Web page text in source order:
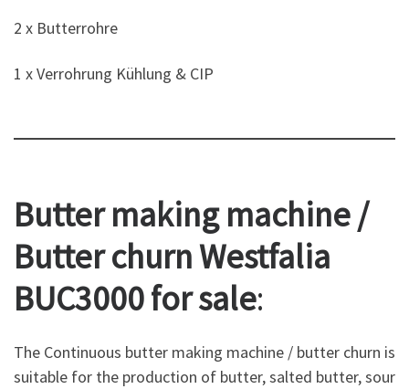
2 x Butterrohre
1 x Verrohrung Kühlung & CIP
Butter making machine /
Butter churn Westfalia
BUC3000 for sale:
The Continuous butter making machine / butter churn is
suitable for the production of butter, salted butter, sour